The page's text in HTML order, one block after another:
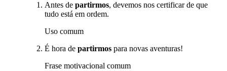
Antes de partirmos, devemos nos certificar de que
tudo está em ordem.
Uso comum
É hora de partirmos para novas aventuras!
Frase motivacional comum